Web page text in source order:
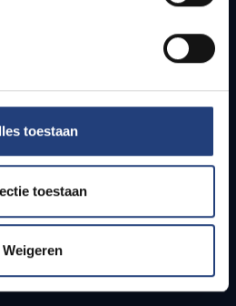
toestaan
toestaan
Weigeren
secundaire scholen